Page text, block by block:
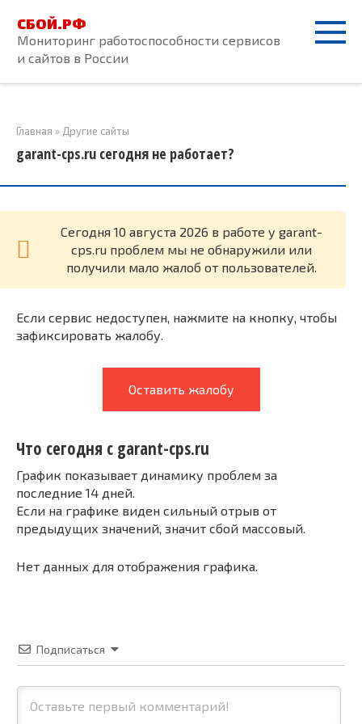
контенту
СБОЙ.РФ
Мониторинг работоспособности сервисов
и сайтов в России
Главная » Другие сайты
garant-cps.ru сегодня не работает?
Cегодня 10 августа 2026 в работе у garant-
cps.ru проблем мы не обнаружили или
получили мало жалоб от пользователей.
Если сервис недоступен, нажмите на кнопку, чтобы
зафиксировать жалобу.
Оставить жалобу
Что сегодня с garant-cps.ru
График показывает динамику проблем за
последние 14 дней.
Если на графике виден сильный отрыв от
предыдущих значений, значит сбой массовый.
Нет данных для отображения графика.
Подписаться